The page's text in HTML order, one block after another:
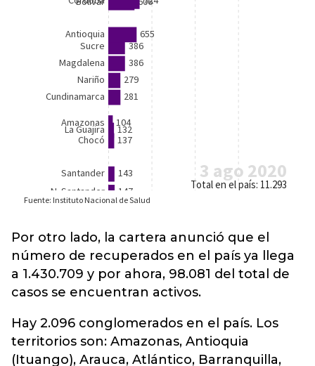
Por otro lado, la cartera anunció que el
número de recuperados en el país ya llega
a 1.430.709 y por ahora, 98.081 del total de
casos se encuentran activos.
Hay 2.096 conglomerados en el país. Los
territorios son: Amazonas, Antioquia
(Ituango), Arauca, Atlántico, Barranquilla,